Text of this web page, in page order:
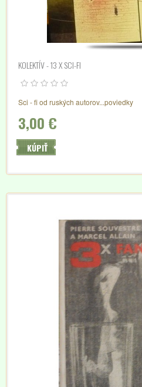
KOLEKTÍV - 13 X SCI-FI
Sci - fi od ruských autorov...poviedky
3,00 €
KÚPIŤ